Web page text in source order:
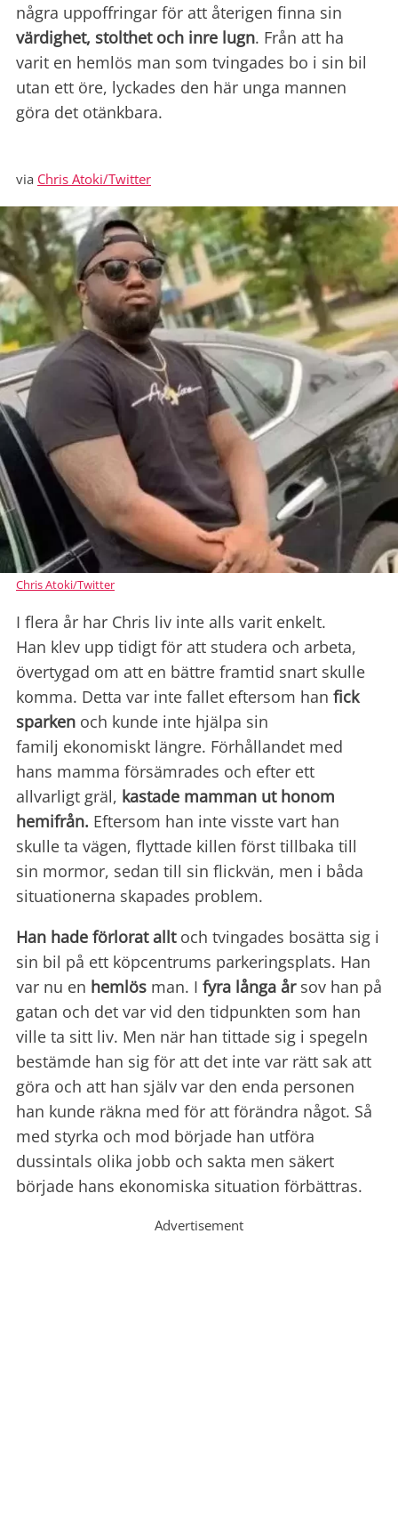
några uppoffringar för att återigen finna sin
värdighet, stolthet och inre lugn. Från att ha
varit en hemlös man som tvingades bo i sin bil
utan ett öre, lyckades den här unga mannen
göra det otänkbara.
via Chris Atoki/Twitter
Chris Atoki/Twitter
I flera år har Chris liv inte alls varit enkelt.
Han klev upp tidigt för att studera och arbeta,
övertygad om att en bättre framtid snart skulle
komma. Detta var inte fallet eftersom han fick
sparken och kunde inte hjälpa sin
familj ekonomiskt längre. Förhållandet med
hans mamma försämrades och efter ett
allvarligt gräl, kastade mamman ut honom
hemifrån. Eftersom han inte visste vart han
skulle ta vägen, flyttade killen först tillbaka till
sin mormor, sedan till sin flickvän, men i båda
situationerna skapades problem.
Han hade förlorat alltoch tvingades bosätta sig i
sin bil på ett köpcentrums parkeringsplats. Han
var nu en hemlös man. I fyra långa årsov han på
gatan och det var vid den tidpunkten som han
ville ta sitt liv. Men när han tittade sig i spegeln
bestämde han sig för att det inte var rätt sak att
göra och att han själv var den enda personen
han kunde räkna med för att förändra något. Så
med styrka och mod började han utföra
dussintals olika jobb och sakta men säkert
började hans ekonomiska situation förbättras.
Advertisement